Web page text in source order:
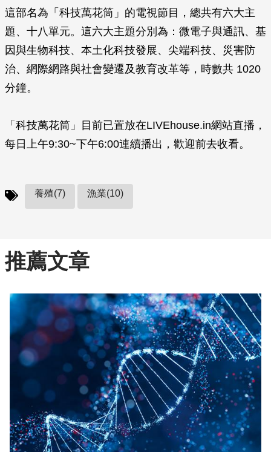
這部名為「科技萬花筒」的電視節目，總共有六大主
題、十八單元。這六大主題分別為：微電子與通訊、基
因與生物科技、本土化科技發展、尖端科技、災害防
治、網際網路與社會變遷及教育改革等，時數共 1020
分鐘。
「科技萬花筒」目前已置放在LIVEhouse.in網站直播，
每日上午9:30~下午6:00連續播出，歡迎前去收看。
養殖(7) 漁業(10)
推薦文章